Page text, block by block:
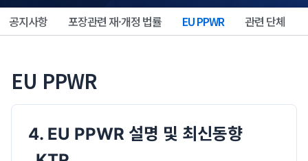
공지사항 포장관련 재·개정 법률 EU PPWR 관련 단체
EU PPWR
4. EU PPWR 설명 및 최신동향